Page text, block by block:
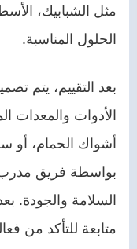
مثل الشبابيك،
الحلول المناسبة.
بعد التقييم، يتم
الأدوات والمعدات
أشواك الحمام، أو
بواسطة فريق مدرب،
السلامة والجودة.
متابعة للتأكد من